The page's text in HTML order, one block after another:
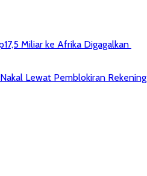
Miliar ke Afrika Digagalkan
Lewat Pemblokiran Rekening